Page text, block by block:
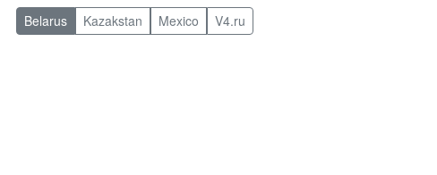
Belarus Kazakstan Mexico V4.ru